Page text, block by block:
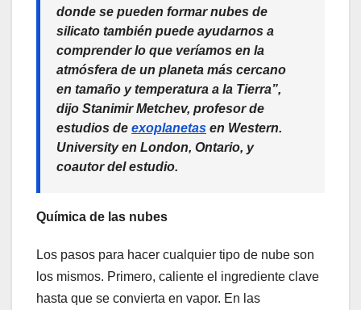
donde se pueden formar nubes de
silicato también puede ayudarnos a
comprender lo que veríamos en la
atmósfera de un planeta más cercano
en tamaño y temperatura a la Tierra”,
dijo Stanimir Metchev, profesor de
estudios de exoplanetas en Western.
University en London, Ontario, y
coautor del estudio.
Química de las nubes
Los pasos para hacer cualquier tipo de nube son
los mismos. Primero, caliente el ingrediente clave
hasta que se convierta en vapor. En las